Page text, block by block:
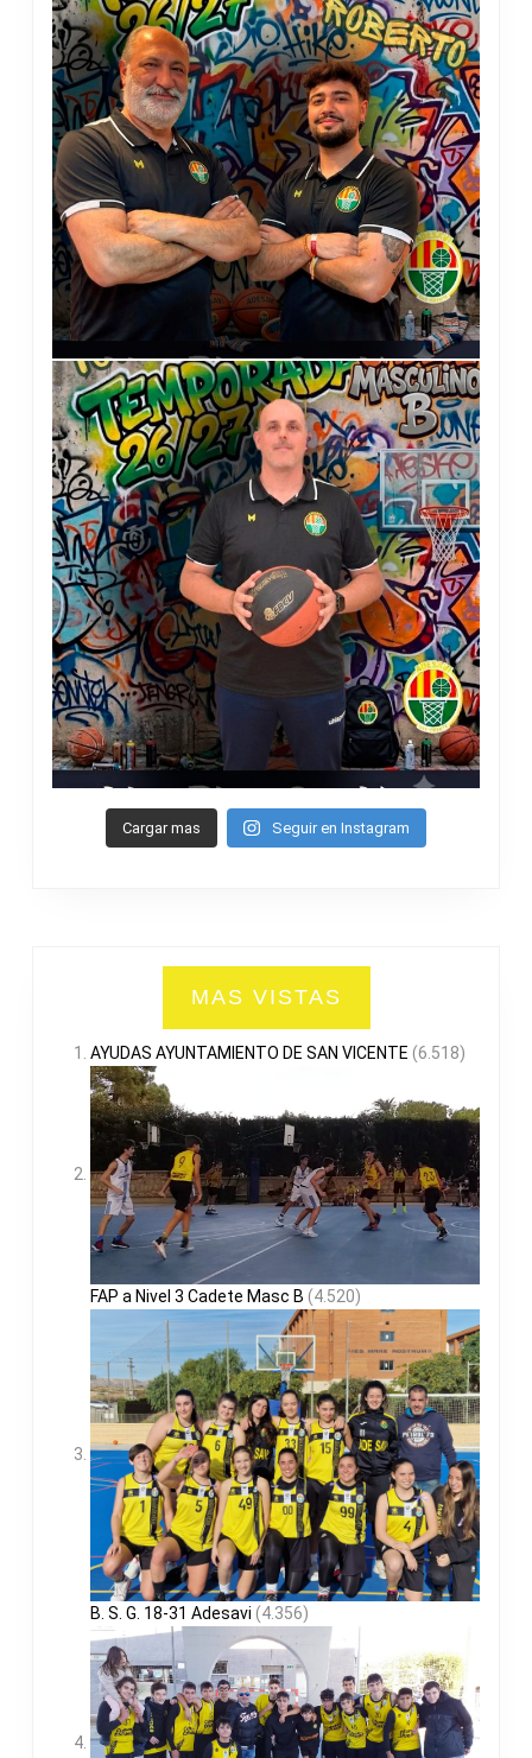
Cargar mas Seguir en Instagram
MAS VISTAS
AYUDAS AYUNTAMIENTO DE SAN VICENTE (6.518)
FAP a Nivel 3 Cadete Masc B (4.520)
B. S. G. 18-31 Adesavi (4.356)